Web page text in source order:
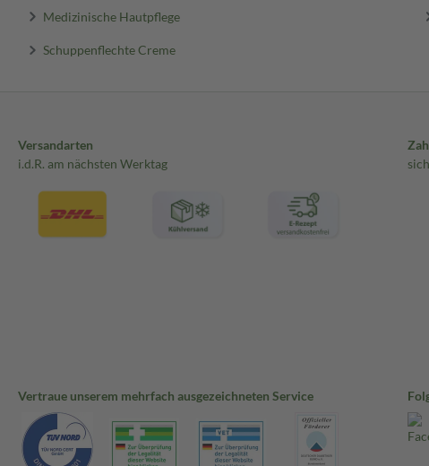
Medizinische Hautpflege
Schuppenflechte Creme
Versandarten
i.d.R. am nächsten Werktag
Vertraue unserem mehrfach ausgezeichneten Service